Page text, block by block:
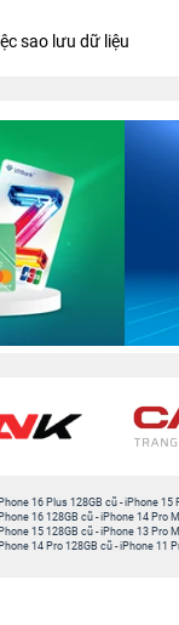
sao lưu dữ liệu
16 Plus 128GB cũ-iPhone 15
16 128GB cũ-iPhone 14 Pro
15 128GB cũ-iPhone 13 Pro
14 Pro 128GB cũ-iPhone 11